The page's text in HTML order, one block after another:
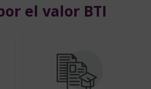
el valor BTI